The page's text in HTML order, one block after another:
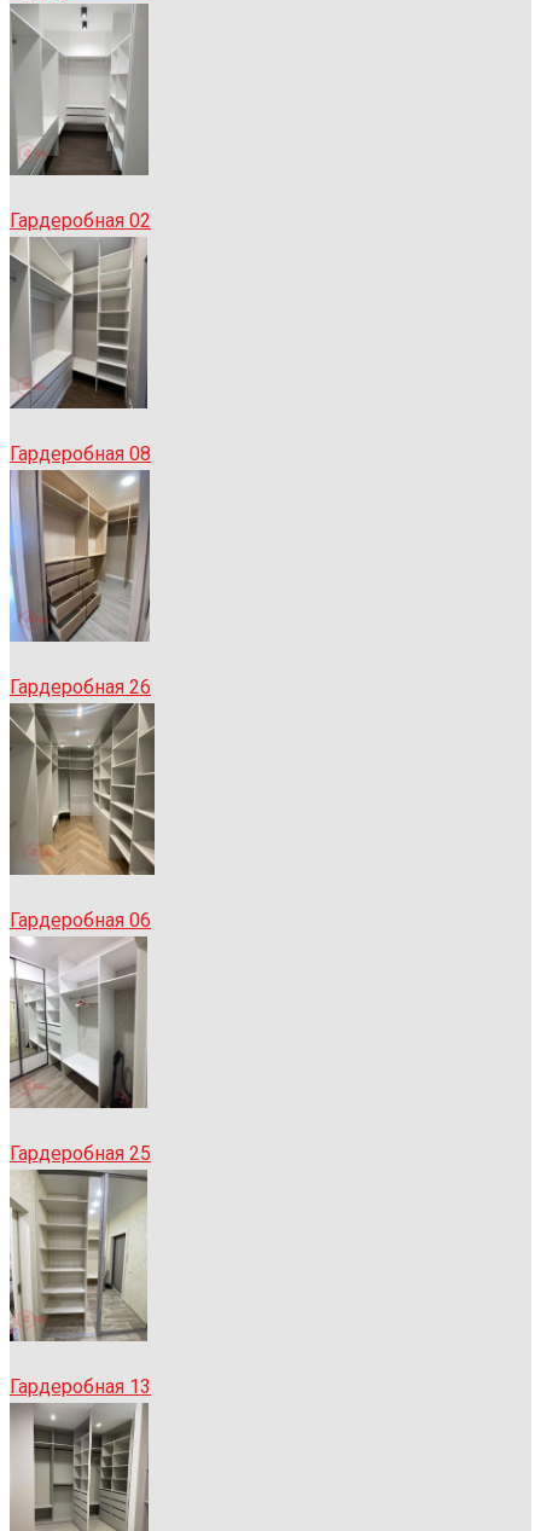
Гардеробная 02
Гардеробная 08
Гардеробная 26
Гардеробная 06
Гардеробная 25
Гардеробная 13